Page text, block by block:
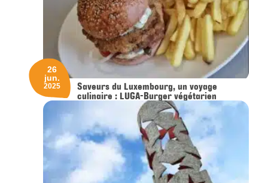
Saveurs du Luxembourg, un voyage
culinaire : LUGA-Burger végétarien
26
jun.
2025